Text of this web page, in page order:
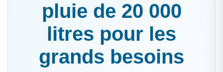
pluie de 20 000
litres pour les
grands besoins